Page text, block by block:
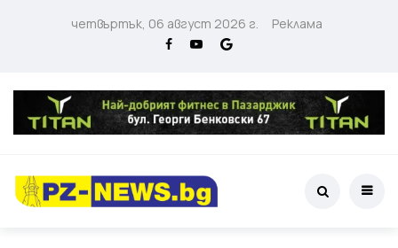
четвъртък, 06 август 2026 г. Реклама